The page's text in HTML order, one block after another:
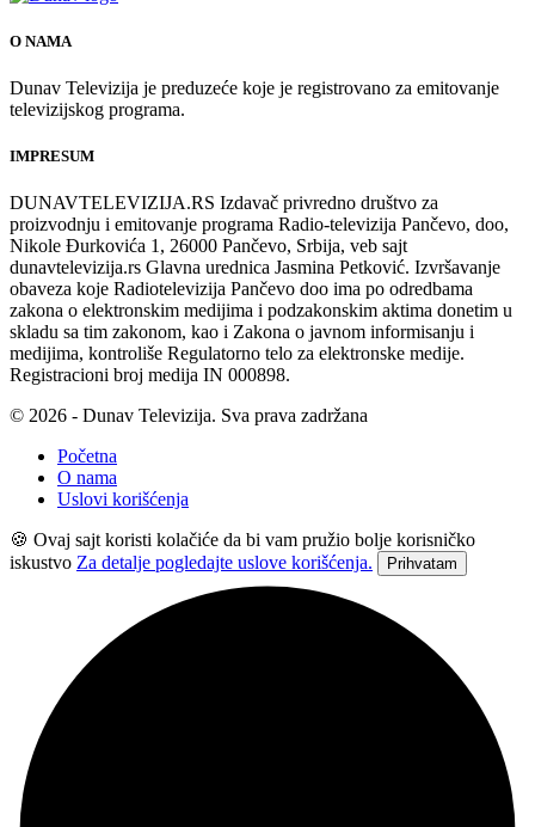
O NAMA
Dunav Televizija je preduzeće koje je registrovano za emitovanje
televizijskog programa.
IMPRESUM
DUNAVTELEVIZIJA.RS Izdavač privredno društvo za
proizvodnju i emitovanje programa Radio-televizija Pančevo, doo,
Nikole Đurkovića 1, 26000 Pančevo, Srbija, veb sajt
dunavtelevizija.rs Glavna urednica Jasmina Petković. Izvršavanje
obaveza koje Radiotelevizija Pančevo doo ima po odredbama
zakona o elektronskim medijima i podzakonskim aktima donetim u
skladu sa tim zakonom, kao i Zakona o javnom informisanju i
medijima, kontroliše Regulatorno telo za elektronske medije.
Registracioni broj medija IN 000898.
© 2026 - Dunav Televizija. Sva prava zadržana
Početna
O nama
Uslovi korišćenja
🍪 Ovaj sajt koristi kolačiće da bi vam pružio bolje korisničko
iskustvo Za detalje pogledajte uslove korišćenja. Prihvatam